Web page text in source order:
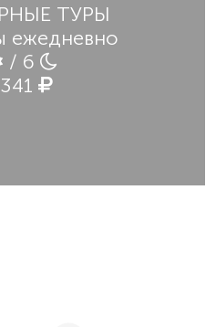
ТУРЫ
ежедневно
/ 6